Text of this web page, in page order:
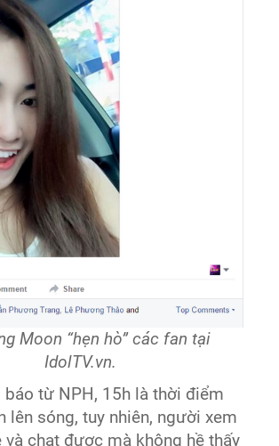
Moon “hẹn hò” các fan tại
IdolTV.vn.
báo từ NPH, 15h là thời điểm
lên sóng, tuy nhiên, người xem
và chat được mà không hề thấy